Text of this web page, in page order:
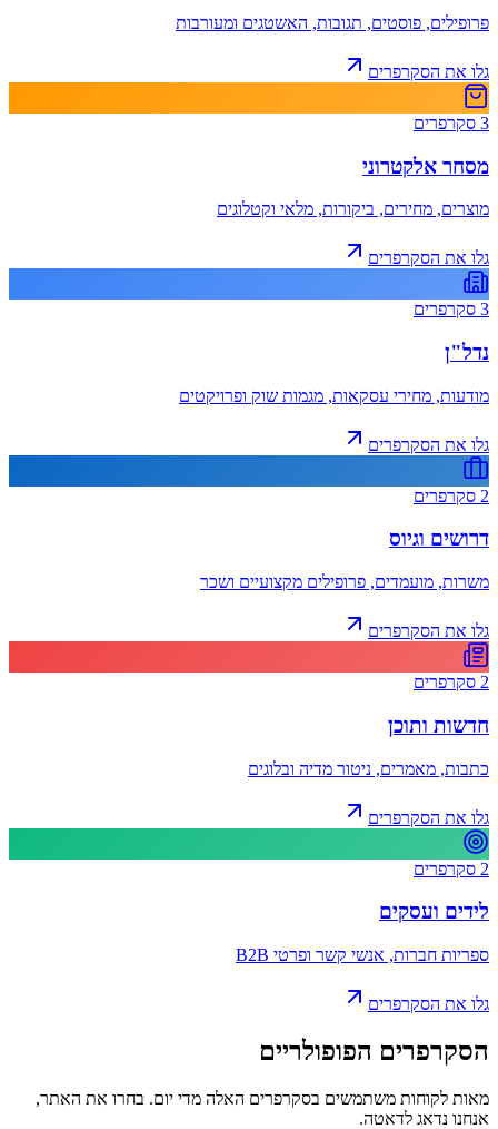
פרופילים, פוסטים, תגובות, האשטגים ומעורבות
גלו את הסקרפרים
3 סקרפרים
מסחר אלקטרוני
מוצרים, מחירים, ביקורות, מלאי וקטלוגים
גלו את הסקרפרים
3 סקרפרים
נדל"ן
מודעות, מחירי עסקאות, מגמות שוק ופרויקטים
גלו את הסקרפרים
2 סקרפרים
דרושים וגיוס
משרות, מועמדים, פרופילים מקצועיים ושכר
גלו את הסקרפרים
2 סקרפרים
חדשות ותוכן
כתבות, מאמרים, ניטור מדיה ובלוגים
גלו את הסקרפרים
2 סקרפרים
לידים ועסקים
ספריות חברות, אנשי קשר ופרטי B2B
גלו את הסקרפרים
הסקרפרים הפופולריים
מאות לקוחות משתמשים בסקרפרים האלה מדי יום. בחרו את האתר,
אנחנו נדאג לדאטה.